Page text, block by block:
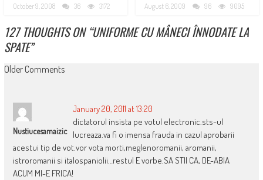
October 9, 2008 36 3172 August 6, 2009 96 9095
127 THOUGHTS ON “UNIFORME CU MÂNECI ÎNNODATE LA
SPATE”
COMMENT
Older Comments
Nustiucesamaizic
January 20, 2011 at 13:20
dictatorul insista pe votul electronic.sts-ul
lucreaza.va fi o imensa frauda in cazul aprobarii
acestui tip de vot.vor vota morti,meglenoromanii, aromanii,
istroromanii si italospaniolii…restul E vorbe.SA STII CA, DE-ABIA
ACUM MI-E FRICA!